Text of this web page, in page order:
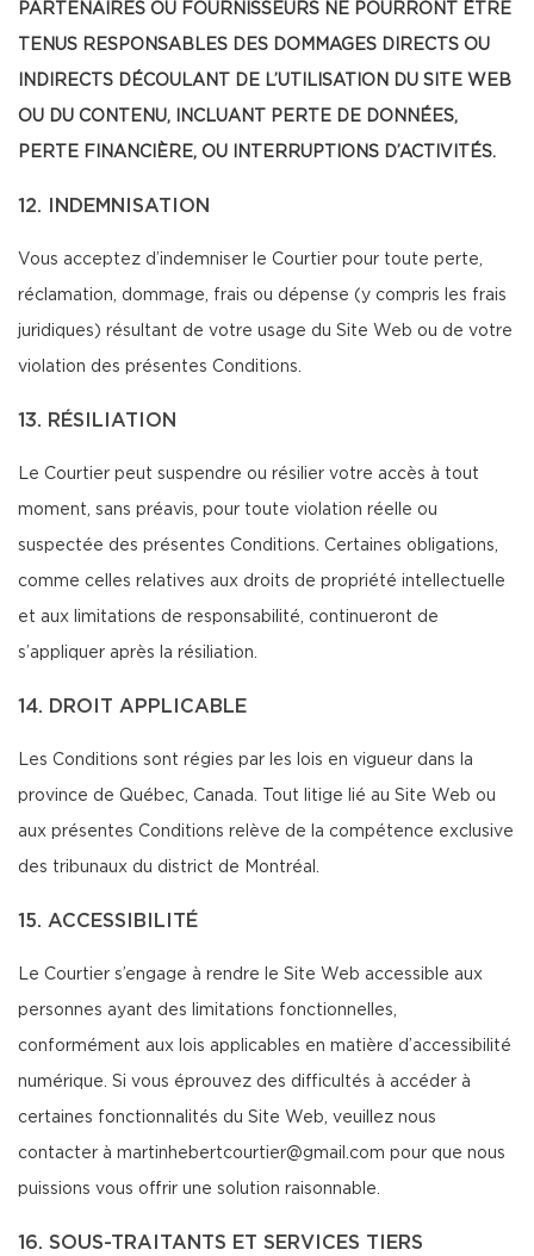
PARTENAIRES OU FOURNISSEURS NE POURRONT ÊTRE
TENUS RESPONSABLES DES DOMMAGES DIRECTS OU
INDIRECTS DÉCOULANT DE L’UTILISATION DU SITE WEB
OU DU CONTENU, INCLUANT PERTE DE DONNÉES,
PERTE FINANCIÈRE, OU INTERRUPTIONS D’ACTIVITÉS.
12. INDEMNISATION
Vous acceptez d’indemniser le Courtier pour toute perte,
réclamation, dommage, frais ou dépense (y compris les frais
juridiques) résultant de votre usage du Site Web ou de votre
violation des présentes Conditions.
13. RÉSILIATION
Le Courtier peut suspendre ou résilier votre accès à tout
moment, sans préavis, pour toute violation réelle ou
suspectée des présentes Conditions. Certaines obligations,
comme celles relatives aux droits de propriété intellectuelle
et aux limitations de responsabilité, continueront de
s’appliquer après la résiliation.
14. DROIT APPLICABLE
Les Conditions sont régies par les lois en vigueur dans la
province de Québec, Canada. Tout litige lié au Site Web ou
aux présentes Conditions relève de la compétence exclusive
des tribunaux du district de Montréal.
15. ACCESSIBILITÉ
Le Courtier s’engage à rendre le Site Web accessible aux
personnes ayant des limitations fonctionnelles,
conformément aux lois applicables en matière d’accessibilité
numérique. Si vous éprouvez des difficultés à accéder à
certaines fonctionnalités du Site Web, veuillez nous
contacter à martinhebertcourtier@gmail.com pour que nous
puissions vous offrir une solution raisonnable.
16. SOUS-TRAITANTS ET SERVICES TIERS